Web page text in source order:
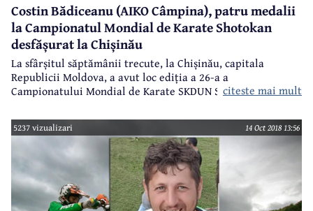
Costin Bădiceanu (AIKO Câmpina), patru medalii
la Campionatul Mondial de Karate Shotokan
desfășurat la Chișinău
La sfârșitul săptămânii trecute, la Chișinău, capitala
Republicii Moldova, a avut loc ediția a 26-a a
Campionatului Mondial de Karate SKDUN Shotokan. Din
câmpineanul Costin Bădiceanu, sportiv legitimat la AIKO
Câmpina.
citeste mai mult
5237 vizualizari 14 Oct 2018 13:56